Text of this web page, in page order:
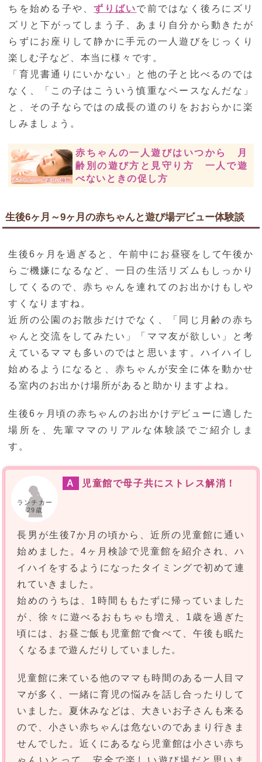
ちを始める子や、ずりばいで前ではなく後ろにズリ
ズリと下がってしまう子、あまり自分から動きたが
らずにお座りして静かに手元の一人遊びをじっくり
楽しむ子など、本当に様々です。
「育児書通りにいかない」と他の子と比べるのでは
なく、「この子はこういう慎重なペースなんだな」
と、その子ならではの成長の道のりをおおらかに楽
しみましょう。
赤ちゃんの一人遊びはいつから 月
齢別の遊び方と見守り方 一人で遊
べないときの促し方
生後6ヶ月～9ヶ月の赤ちゃんと遊び場デビュー体験談
生後6ヶ月を過ぎると、午前中にお昼寝をして午後か
らご機嫌になるなど、一日の生活リズムもしっかり
してくるので、赤ちゃんを連れてのお出かけもしや
すくなりますね。
近所の公園のお散歩だけでなく、「同じ月齢の赤ち
ゃんと交流をしてみたい」「ママ友が欲しい」と考
えているママも多いのではと思います。ハイハイし
始めるようになると、赤ちゃんが安全に体を動かせ
る室内のお出かけ場所があると助かりますよね。
生後6ヶ月頃の赤ちゃんのお出かけデビューに適した
場所を、先輩ママのリアルな体験談でご紹介しま
す。
ランチカー
29歳
A 児童館で母子共にストレス解消！
長男が生後7か月の頃から、近所の児童館に通い
始めました。4ヶ月検診で児童館を紹介され、ハ
イハイをするようになったタイミングで初めて連
れていきました。
始めのうちは、1時間ももたずに帰っていました
が、徐々に遊べるおもちゃも増え、1歳を過ぎた
頃には、お昼ご飯も児童館で食べて、午後も眠た
くなるまで遊んだりしていました。
児童館に来ている他のママも時間のある一人目マ
マが多く、一緒に育児の悩みを話し合ったりして
いました。夏休みなどは、大きいお子さんも来る
ので、小さい赤ちゃんは危ないのであまり行きま
せんでした。近くにあるなら児童館は小さい赤ち